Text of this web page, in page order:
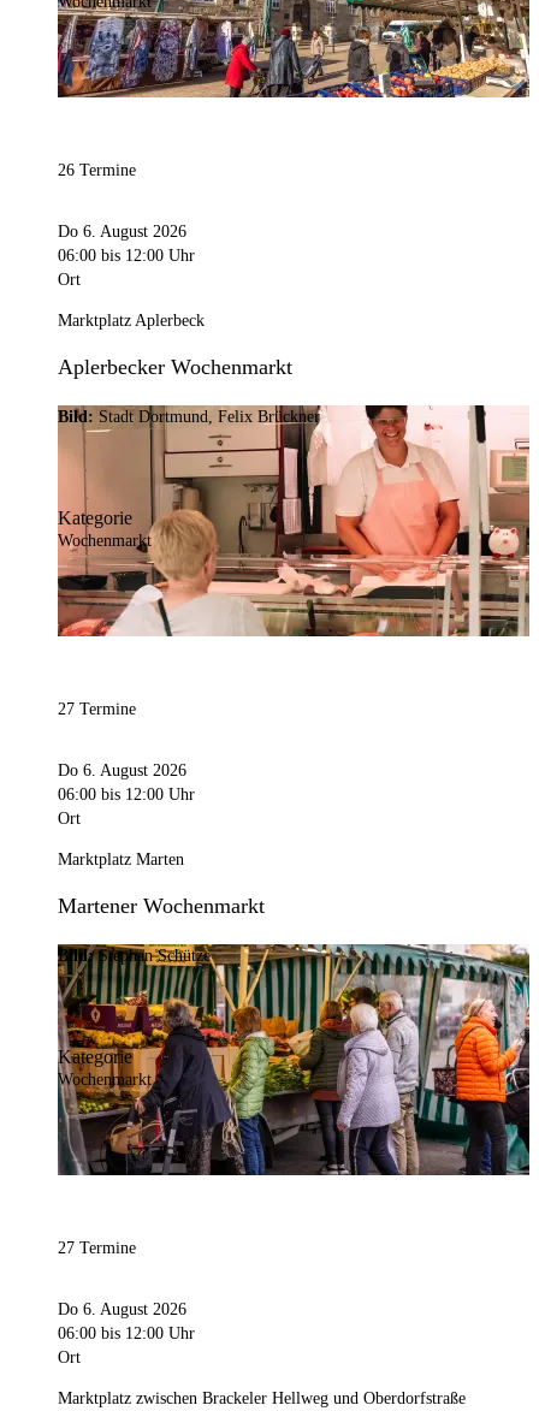
26 Termine
Do 6. August 2026
06:00 bis 12:00 Uhr
Ort
Marktplatz Aplerbeck
Aplerbecker Wochenmarkt
Bild: Stadt Dortmund, Felix Brückner
Kategorie
Wochenmarkt
27 Termine
Do 6. August 2026
06:00 bis 12:00 Uhr
Ort
Marktplatz Marten
Martener Wochenmarkt
Bild:Stephan Schütze
Kategorie
Wochenmarkt
27 Termine
Do 6. August 2026
06:00 bis 12:00 Uhr
Ort
Marktplatz zwischen Brackeler Hellweg und Oberdorfstraße